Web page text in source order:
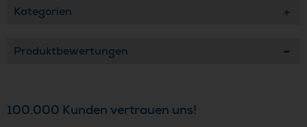
Kategorien
Produktbewertungen
100.000 Kunden vertrauen uns!